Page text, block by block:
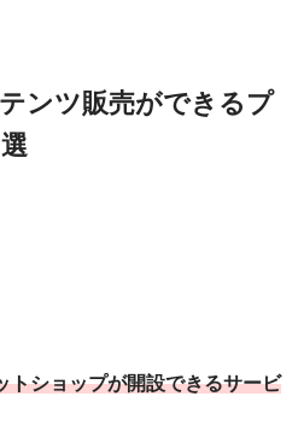
ンツ販売ができるプ
トショップが開設できるサービ